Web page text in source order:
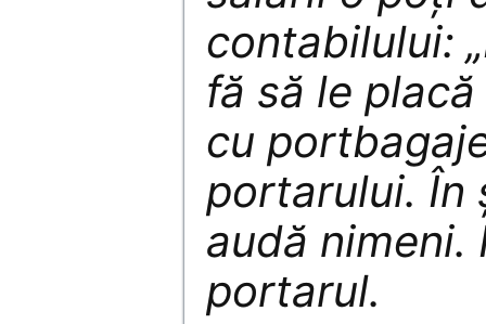
contabilului:
fă să le
cu
portarului. În
audă nimeni.
portarul.